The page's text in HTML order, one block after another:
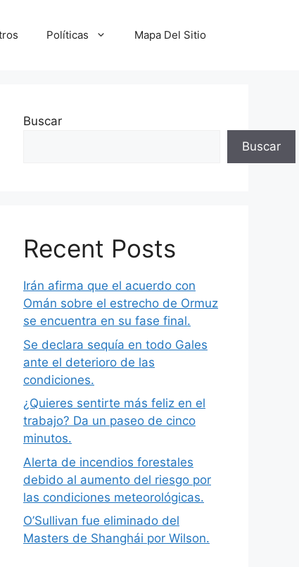
Políticas Mapa Del Sitio
Buscar
Buscar
Recent Posts
Irán afirma que el acuerdo con
Omán sobre el estrecho de Ormuz
se encuentra en su fase final.
Se declara sequía en todo Gales
ante el deterioro de las
condiciones.
¿Quieres sentirte más feliz en el
trabajo? Da un paseo de cinco
minutos.
Alerta de incendios forestales
debido al aumento del riesgo por
las condiciones meteorológicas.
O’Sullivan fue eliminado del
Masters de Shanghái por Wilson.